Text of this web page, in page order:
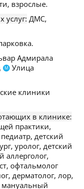
взрослые.
услуг: ДМС,
Адмирала
М Улица
клиники
в клинике:
практики,
детский
уролог, детский
аллерголог,
офтальмолог
дерматолог, лор,
мануальный